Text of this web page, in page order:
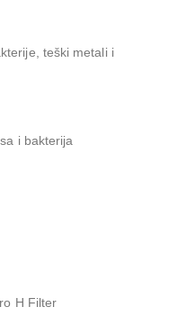
teški metali i
i bakterija
H Filter